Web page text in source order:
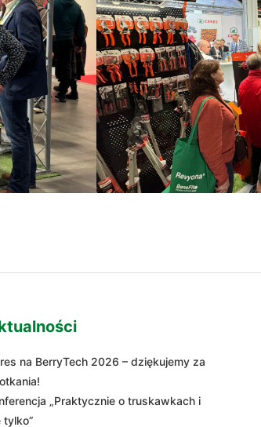
na BerryTech 2026 – dziękujemy za
„Praktycznie o truskawkach i
tylko”